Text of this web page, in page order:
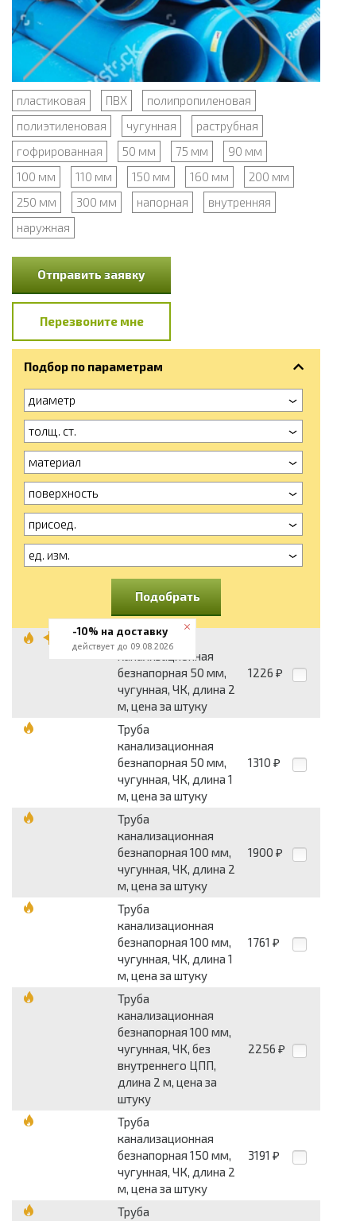
пластиковая ПВХ
полипропиленовая
полиэтиленовая
чугунная
раструбная
гофрированная
50 мм 75 мм
90 мм
100 мм
110 мм 150 мм 160 мм
200 мм
250 мм
300 мм напорная
внутренняя
наружная
Отправить заявку
Перезвоните мне
Подбор по параметрам
диаметр
толщ. ст.
материал
поверхность
присоед.
ед. изм.
Подобрать
Труба
канализационная
безнапорная 50 мм,
чугунная, ЧК, длина 2
м, цена за штуку
1226 ₽
Труба
канализационная
безнапорная 50 мм,
чугунная, ЧК, длина 1
м, цена за штуку
1310 ₽
Труба
канализационная
безнапорная 100 мм,
чугунная, ЧК, длина 2
м, цена за штуку
1900 ₽
Труба
канализационная
безнапорная 100 мм,
чугунная, ЧК, длина 1
м, цена за штуку
1761 ₽
Труба
канализационная
безнапорная 100 мм,
чугунная, ЧК, без
внутреннего ЦПП,
длина 2 м, цена за
штуку
2256 ₽
Труба
канализационная
безнапорная 150 мм,
чугунная, ЧК, длина 2
м, цена за штуку
3191 ₽
Труба
-10% на доставку
действует до 09.08.2026